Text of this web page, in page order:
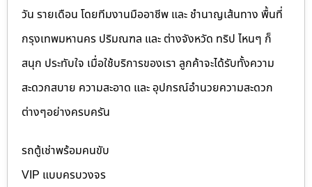
วัน รายเดือน โดยทีมงานมืออาชีพ และ ชำนาญเส้นทาง พื้นที่
กรุงเทพมหานคร ปริมณฑล และ ต่างจังหวัด ทริป ไหนๆ ก็
สนุก ประทับใจ เมื่อใช้บริการของเรา ลูกค้าจะได้รับทั้งความ
สะดวกสบาย ความสะอาด และ อุปกรณ์อำนวยความสะดวก
ต่างๆอย่างครบครัน
รถตู้เช่าพร้อมคนขับ
VIP แบบครบวงจร